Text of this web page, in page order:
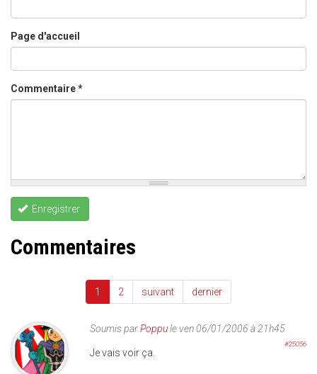
Page d'accueil
Commentaire*
Enregistrer
Commentaires
1 2 suivant dernier
Soumis parPoppule ven 06/01/2006 à 21h45
#25056
Je vais voir ça.